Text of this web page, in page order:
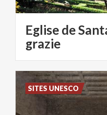
Eglise de
grazie
SITES UNESCO